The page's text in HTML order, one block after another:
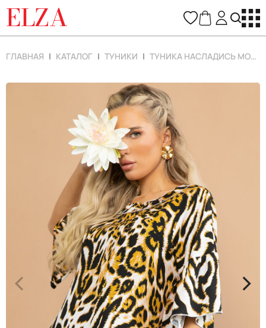
ELZA
ГЛАВНАЯ КАТАЛОГ ТУНИКИ ТУНИКА НАСЛАДИСЬ МОМЕНТОМ (ЛЕО)
< >